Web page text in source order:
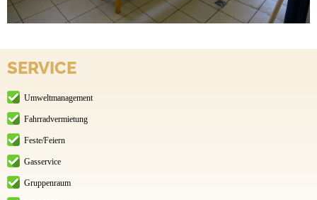
SERVICE
Umweltmanagement
Fahrradvermietung
Feste/Feiern
Gasservice
Gruppenraum